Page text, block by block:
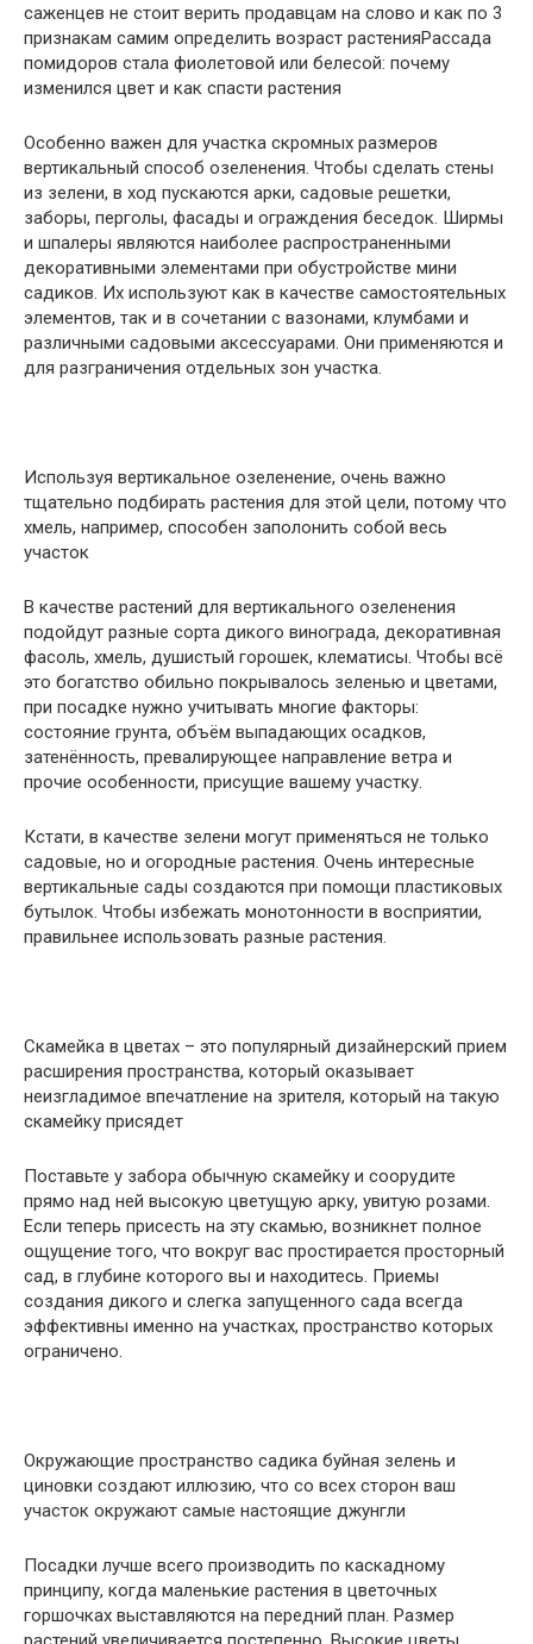
саженцев не стоит верить продавцам на слово и как по 3
признакам самим определить возраст растенияРассада
помидоров стала фиолетовой или белесой: почему
изменился цвет и как спасти растения
Особенно важен для участка скромных размеров
вертикальный способ озеленения. Чтобы сделать стены
из зелени, в ход пускаются арки, садовые решетки,
заборы, перголы, фасады и ограждения беседок. Ширмы
и шпалеры являются наиболее распространенными
декоративными элементами при обустройстве мини
садиков. Их используют как в качестве самостоятельных
элементов, так и в сочетании с вазонами, клумбами и
различными садовыми аксессуарами. Они применяются и
для разграничения отдельных зон участка.
Используя вертикальное озеленение, очень важно
тщательно подбирать растения для этой цели, потому что
хмель, например, способен заполонить собой весь
участок
В качестве растений для вертикального озеленения
подойдут разные сорта дикого винограда, декоративная
фасоль, хмель, душистый горошек, клематисы. Чтобы всё
это богатство обильно покрывалось зеленью и цветами,
при посадке нужно учитывать многие факторы:
состояние грунта, объём выпадающих осадков,
затенённость, превалирующее направление ветра и
прочие особенности, присущие вашему участку.
Кстати, в качестве зелени могут применяться не только
садовые, но и огородные растения. Очень интересные
вертикальные сады создаются при помощи пластиковых
бутылок. Чтобы избежать монотонности в восприятии,
правильнее использовать разные растения.
Скамейка в цветах – это популярный дизайнерский прием
расширения пространства, который оказывает
неизгладимое впечатление на зрителя, который на такую
скамейку присядет
Поставьте у забора обычную скамейку и соорудите
прямо над ней высокую цветущую арку, увитую розами.
Если теперь присесть на эту скамью, возникнет полное
ощущение того, что вокруг вас простирается просторный
сад, в глубине которого вы и находитесь. Приемы
создания дикого и слегка запущенного сада всегда
эффективны именно на участках, пространство которых
ограничено.
Окружающие пространство садика буйная зелень и
циновки создают иллюзию, что со всех сторон ваш
участок окружают самые настоящие джунгли
Посадки лучше всего производить по каскадному
принципу, когда маленькие растения в цветочных
горшочках выставляются на передний план. Размер